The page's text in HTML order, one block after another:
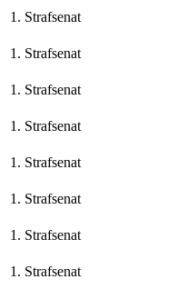
1. Strafsenat
1. Strafsenat
1. Strafsenat
1. Strafsenat
1. Strafsenat
1. Strafsenat
1. Strafsenat
1. Strafsenat